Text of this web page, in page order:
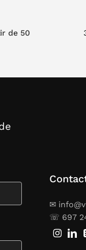
¿Son
¿Cómo
de 50
✉
☏ 697